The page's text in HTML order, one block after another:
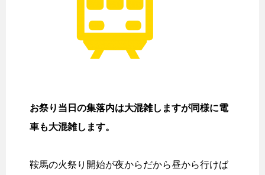
お祭り当日の集落内は大混雑しますが同様に電
車も大混雑します。
鞍馬の火祭り開始が夜からだから昼から行けば